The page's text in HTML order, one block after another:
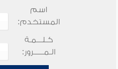
اسم
المستخدم:
كـلـــمـة
الـمـــــرور: